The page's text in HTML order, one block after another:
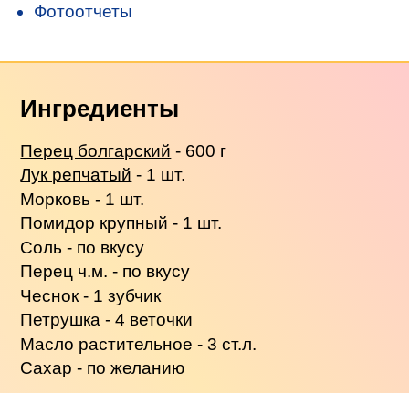
Фотоотчеты
Ингредиенты
Перец болгарский - 600 г
Лук репчатый - 1 шт.
Морковь - 1 шт.
Помидор крупный - 1 шт.
Соль - по вкусу
Перец ч.м. - по вкусу
Чеснок - 1 зубчик
Петрушка - 4 веточки
Масло растительное - 3 ст.л.
Сахар - по желанию